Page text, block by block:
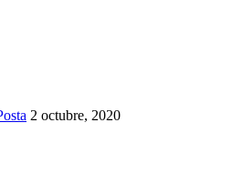
2 octubre, 2020